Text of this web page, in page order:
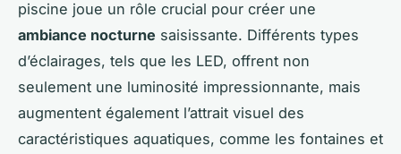
piscine joue un rôle crucial pour créer une
ambiance nocturne saisissante. Différents types
d’éclairages, tels que les LED, offrent non
seulement une luminosité impressionnante, mais
augmentent également l’attrait visuel des
caractéristiques aquatiques, comme les fontaines et